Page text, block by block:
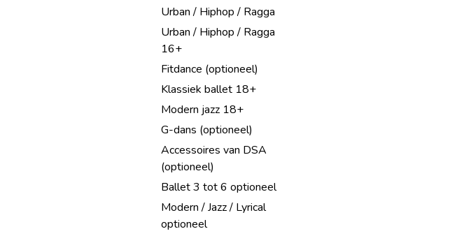
Urban / Hiphop / Ragga
Urban / Hiphop / Ragga
16+
Fitdance (optioneel)
Klassiek ballet 18+
Modern jazz 18+
G-dans (optioneel)
Accessoires van DSA
(optioneel)
Ballet 3 tot 6 optioneel
Modern / Jazz / Lyrical
optioneel